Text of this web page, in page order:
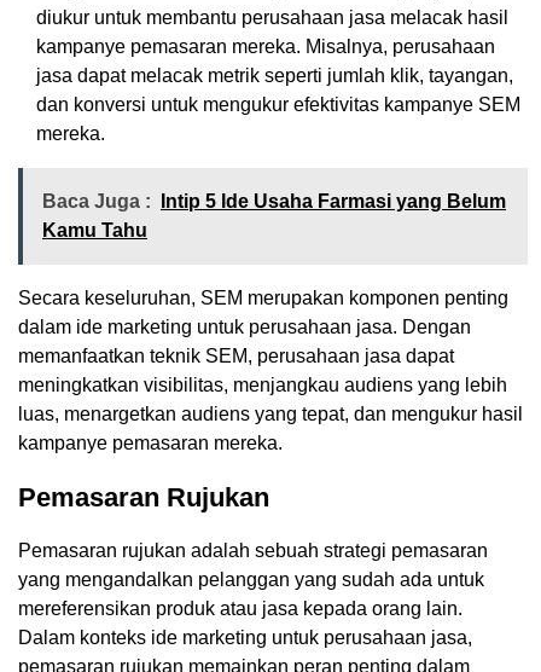
diukur untuk membantu perusahaan jasa melacak hasil
kampanye pemasaran mereka. Misalnya, perusahaan
jasa dapat melacak metrik seperti jumlah klik, tayangan,
dan konversi untuk mengukur efektivitas kampanye SEM
mereka.
Baca Juga :
Intip 5 Ide Usaha Farmasi yang Belum
Kamu Tahu
Secara keseluruhan, SEM merupakan komponen penting
dalam ide marketing untuk perusahaan jasa. Dengan
memanfaatkan teknik SEM, perusahaan jasa dapat
meningkatkan visibilitas, menjangkau audiens yang lebih
luas, menargetkan audiens yang tepat, dan mengukur hasil
kampanye pemasaran mereka.
Pemasaran Rujukan
Pemasaran rujukan adalah sebuah strategi pemasaran
yang mengandalkan pelanggan yang sudah ada untuk
mereferensikan produk atau jasa kepada orang lain.
Dalam konteks ide marketing untuk perusahaan jasa,
pemasaran rujukan memainkan peran penting dalam